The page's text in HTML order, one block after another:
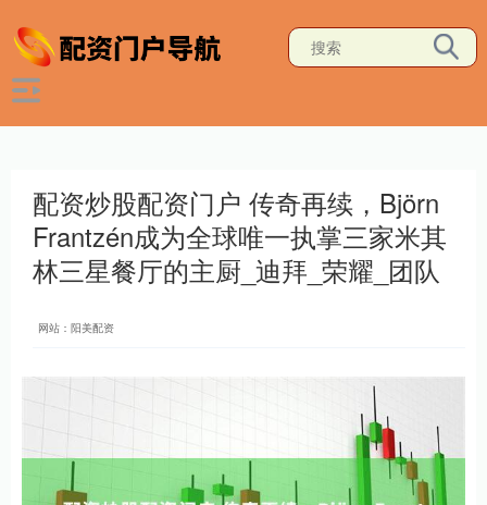
配资炒股配资门户 传奇再续，Björn
Frantzén成为全球唯一执掌三家米其
林三星餐厅的主厨_迪拜_荣耀_团队
网站：阳美配资